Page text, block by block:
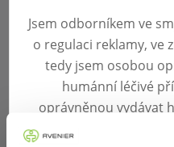
Jsem odborníkem ve
o regulaci reklamy, ve
tedy jsem osobou
humánní léčivé
oprávněnou vydávat